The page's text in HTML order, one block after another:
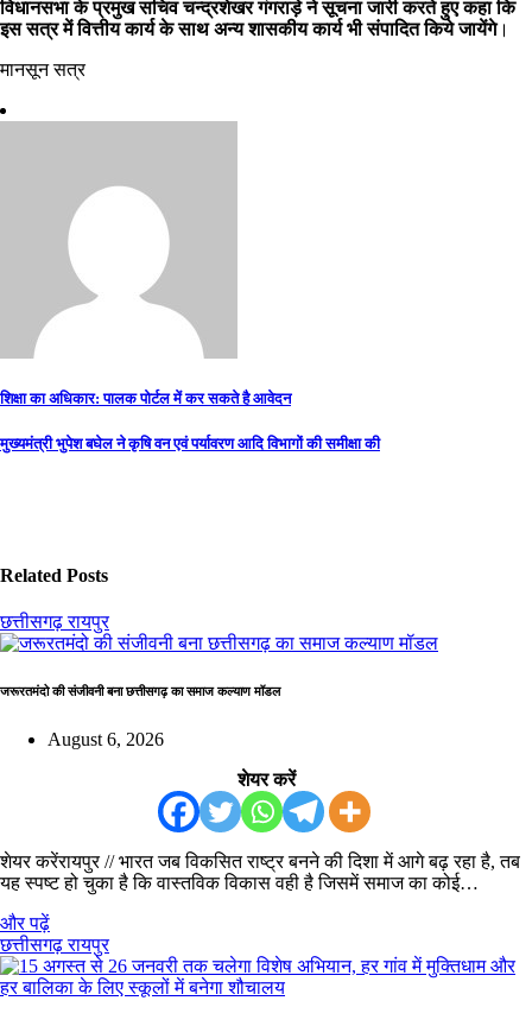
विधानसभा के प्रमुख सचिव चन्द्रशेखर गंगराड़े ने सूचना जारी करते हुए कहा कि
इस सत्र में वित्तीय कार्य के साथ अन्य शासकीय कार्य भी संपादित किये जायेंगे।
मानसून सत्र
Post
navigation
शिक्षा का अधिकार: पालक पोर्टल में कर सकते है आवेदन
मुख्यमंत्री भुपेश बघेल ने कृषि वन एवं पर्यावरण आदि विभागों की समीक्षा की
Related Posts
छत्तीसगढ़रायपुर
जरूरतमंदो की संजीवनी बना छत्तीसगढ़ का समाज कल्याण मॉडल
August 6, 2026
शेयर करें
शेयर करेंरायपुर // भारत जब विकसित राष्ट्र बनने की दिशा में आगे बढ़ रहा है, तब
यह स्पष्ट हो चुका है कि वास्तविक विकास वही है जिसमें समाज का कोई…
और पढ़ें
छत्तीसगढ़रायपुर